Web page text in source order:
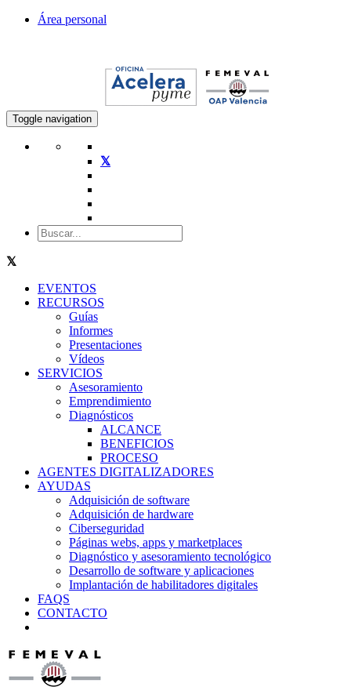
Área personal
Toggle navigation
EVENTOS
RECURSOS
Guías
Informes
Presentaciones
Vídeos
SERVICIOS
Asesoramiento
Emprendimiento
Diagnósticos
ALCANCE
BENEFICIOS
PROCESO
AGENTES DIGITALIZADORES
AYUDAS
Adquisición de software
Adquisición de hardware
Ciberseguridad
Páginas webs, apps y marketplaces
Diagnóstico y asesoramiento tecnológico
Desarrollo de software y aplicaciones
Implantación de habilitadores digitales
FAQS
CONTACTO